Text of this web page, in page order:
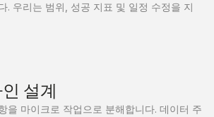
. 우리는 범위, 성공 지표 및 일정 수정을 지
설계
을 마이크로 작업으로 분해합니다. 데이터 주